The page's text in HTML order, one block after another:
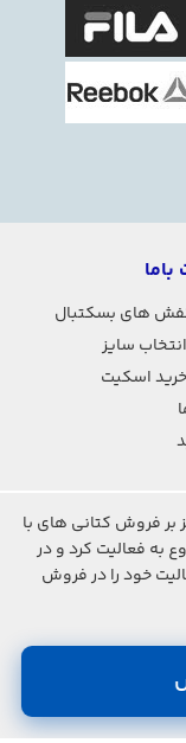
باما
های بسکتبال
سایز
اسکیت
اسپرت باما در سال 1394 با تمرکز بر فروش کتانی های با
فعالیت کرد و در
خود را در فروش